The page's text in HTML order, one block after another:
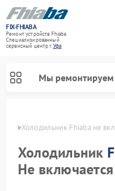
FIX-FHIABA
Ремонт устройств Fhiaba
Специализированный
cервисный центр г.Уфа
Мы ремонтируем
Уфе Холодильник Fhiaba не
Холодильник
Не включается